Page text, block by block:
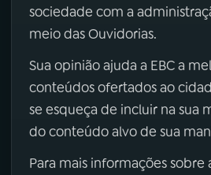
sociedade com a
meio das Ouvidorias.
Sua opinião ajuda a EBC a
conteúdos ofertados ao
se esqueça de incluir na sua
do conteúdo alvo de sua
Para mais informações sobre